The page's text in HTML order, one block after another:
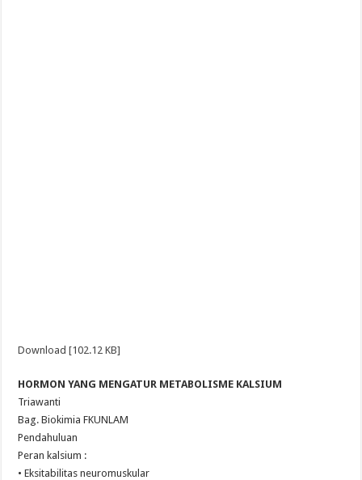
Download [102.12 KB]
HORMON YANG MENGATUR METABOLISME KALSIUM
Triawanti
Bag. Biokimia FKUNLAM
Pendahuluan
Peran kalsium :
• Eksitabilitas neuromuskular